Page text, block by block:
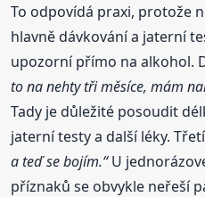
To odpovídá praxi, protože
hlavně dávkování a jaterní
upozorní přímo na alkohol.
to na nehty tři měsíce, mám
Tady je důležité posoudit
jaterní testy a další léky.
a teď se bojím.“U
příznaků se obvykle neřeší